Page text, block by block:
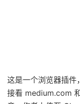
这是一个浏览器插
接看 medium.com